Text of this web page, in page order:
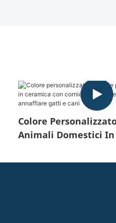
Colore
Animali Domestici In
Alimentare E